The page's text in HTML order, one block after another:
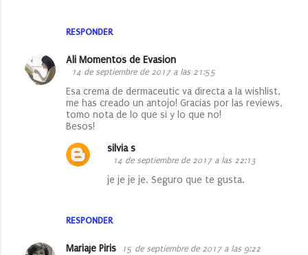
RESPONDER
Ali Momentos de Evasion
14 de septiembre de 2017 a las 21:55
Esa crema de dermaceutic va directa a la wishlist,
me has creado un antojo! Gracias por las reviews,
tomo nota de lo que si y lo que no!
Besos!
RESPONDER
silvia s
14 de septiembre de 2017 a las 22:13
je je je je. Seguro que te gusta.
Mariaje Piris 15 de septiembre de 2017 a las 9:22